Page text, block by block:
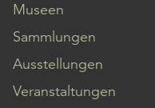
Museen
Sammlungen
Ausstellungen
Veranstaltungen